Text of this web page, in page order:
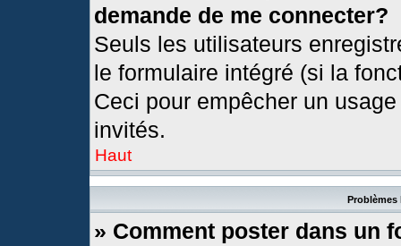
demande de me connecter?
Seuls les utilisateurs
le formulaire intégré (si la
Ceci pour empêcher un
invités.
Haut
Problèmes
» Comment poster dans un